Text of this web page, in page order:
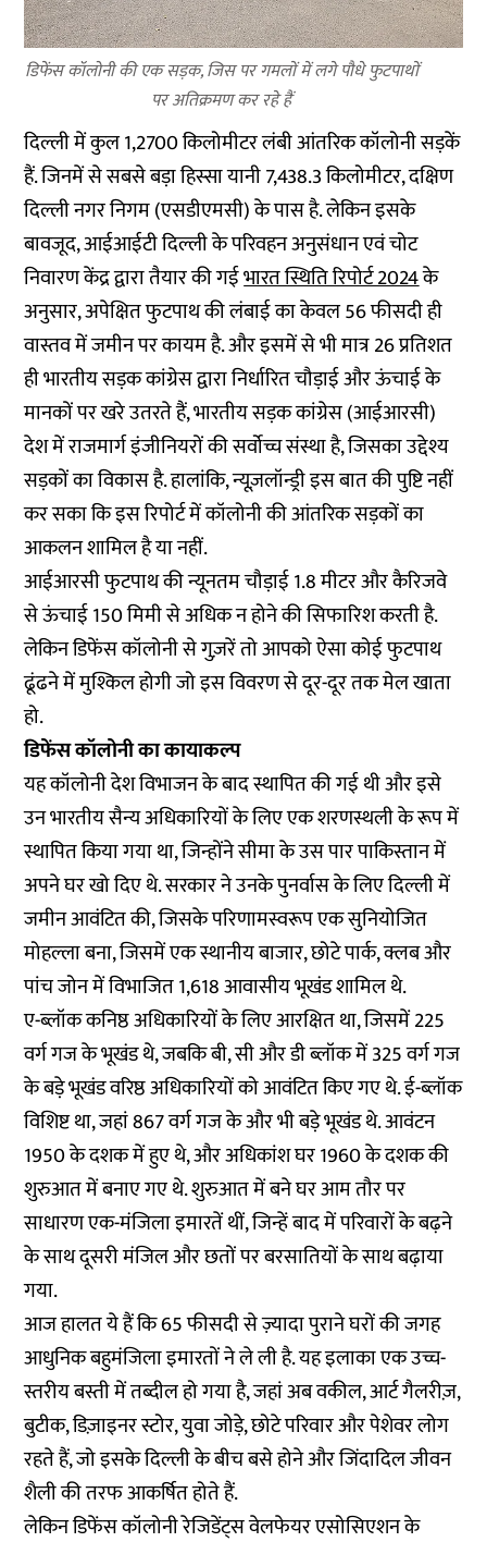
डिफेंस कॉलोनी की एक सड़क, जिस पर गमलों में लगे पौधे फुटपाथों
पर अतिक्रमण कर रहे हैं
दिल्ली में कुल 1,2700 किलोमीटर लंबी आंतरिक कॉलोनी सड़कें
हैं. जिनमें से सबसे बड़ा हिस्सा यानी 7,438.3 किलोमीटर, दक्षिण
दिल्ली नगर निगम (एसडीएमसी) के पास है. लेकिन इसके
बावजूद, आईआईटी दिल्ली के परिवहन अनुसंधान एवं चोट
निवारण केंद्र द्वारा तैयार की गईभारत स्थिति रिपोर्ट 2024के
अनुसार, अपेक्षित फुटपाथ की लंबाई का केवल 56 फीसदी ही
वास्तव में जमीन पर कायम है. और इसमें से भी मात्र 26 प्रतिशत
ही भारतीय सड़क कांग्रेस द्वारा निर्धारित चौड़ाई और ऊंचाई के
मानकों पर खरे उतरते हैं, भारतीय सड़क कांग्रेस (आईआरसी)
देश में राजमार्ग इंजीनियरों की सर्वोच्च संस्था है, जिसका उद्देश्य
सड़कों का विकास है. हालांकि, न्यूज़लॉन्ड्री इस बात की पुष्टि नहीं
कर सका कि इस रिपोर्ट में कॉलोनी की आंतरिक सड़कों का
आकलन शामिल है या नहीं.
आईआरसी फुटपाथ की न्यूनतम चौड़ाई 1.8 मीटर और कैरिजवे
से ऊंचाई 150 मिमी से अधिक न होने की सिफारिश करती है.
लेकिन डिफेंस कॉलोनी से गुज़रें तो आपको ऐसा कोई फुटपाथ
ढूंढने में मुश्किल होगी जो इस विवरण से दूर-दूर तक मेल खाता
हो.
डिफेंस कॉलोनी का कायाकल्प
यह कॉलोनी देश विभाजन के बाद स्थापित की गई थी और इसे
उन भारतीय सैन्य अधिकारियों के लिए एक शरणस्थली के रूप में
स्थापित किया गया था, जिन्होंने सीमा के उस पार पाकिस्तान में
अपने घर खो दिए थे. सरकार ने उनके पुनर्वास के लिए दिल्ली में
जमीन आवंटित की, जिसके परिणामस्वरूप एक सुनियोजित
मोहल्ला बना, जिसमें एक स्थानीय बाजार, छोटे पार्क, क्लब और
पांच जोन में विभाजित 1,618 आवासीय भूखंड शामिल थे.
ए-ब्लॉक कनिष्ठ अधिकारियों के लिए आरक्षित था, जिसमें 225
वर्ग गज के भूखंड थे, जबकि बी, सी और डी ब्लॉक में 325 वर्ग गज
के बड़े भूखंड वरिष्ठ अधिकारियों को आवंटित किए गए थे. ई-ब्लॉक
विशिष्ट था, जहां 867 वर्ग गज के और भी बड़े भूखंड थे. आवंटन
1950 के दशक में हुए थे, और अधिकांश घर 1960 के दशक की
शुरुआत में बनाए गए थे. शुरुआत में बने घर आम तौर पर
साधारण एक-मंजिला इमारतें थीं, जिन्हें बाद में परिवारों के बढ़ने
के साथ दूसरी मंजिल और छतों पर बरसातियों के साथ बढ़ाया
गया.
आज हालत ये हैं कि 65 फीसदी से ज़्यादा पुराने घरों की जगह
आधुनिक बहुमंजिला इमारतों ने ले ली है. यह इलाका एक उच्च-
स्तरीय बस्ती में तब्दील हो गया है, जहां अब वकील, आर्ट गैलरीज़,
बुटीक, डिज़ाइनर स्टोर, युवा जोड़े, छोटे परिवार और पेशेवर लोग
रहते हैं, जो इसके दिल्ली के बीच बसे होने और जिंदादिल जीवन
शैली की तरफ आकर्षित होते हैं.
लेकिन डिफेंस कॉलोनी रेजिडेंट्स वेलफेयर एसोसिएशन के